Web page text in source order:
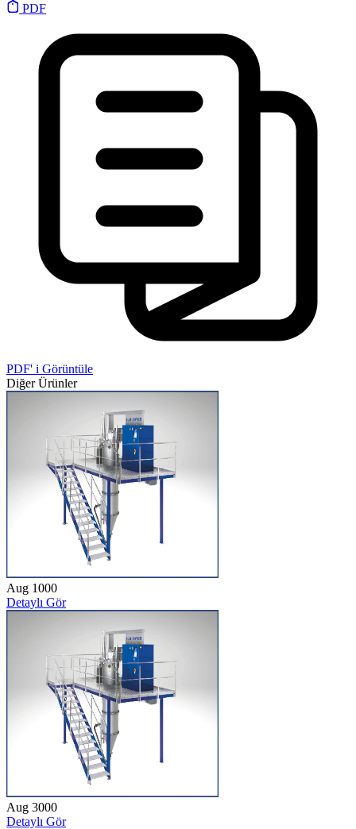
PDF
PDF' i Görüntüle
Diğer Ürünler
Aug 1000
Detaylı Gör
Aug 3000
Detaylı Gör